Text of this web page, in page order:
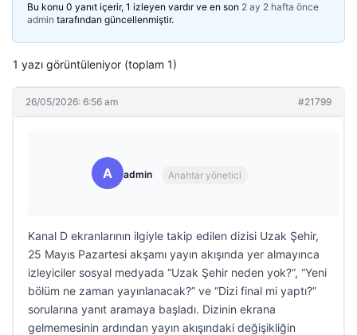
Bu konu 0 yanıt içerir, 1 izleyen vardır ve en son 2 ay 2 hafta önce
admin tarafından güncellenmiştir.
1 yazı görüntüleniyor (toplam 1)
26/05/2026: 6:56 am #21799
A admin Anahtar yönetici
Kanal D ekranlarının ilgiyle takip edilen dizisi Uzak Şehir,
25 Mayıs Pazartesi akşamı yayın akışında yer almayınca
izleyiciler sosyal medyada “Uzak Şehir neden yok?”, “Yeni
bölüm ne zaman yayınlanacak?” ve “Dizi final mi yaptı?”
sorularına yanıt aramaya başladı. Dizinin ekrana
gelmemesinin ardından yayın akışındaki değişikliğin